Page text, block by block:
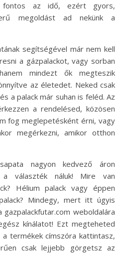
fontos az idő, ezért gyors,
megoldást ad nekünk a
segítségével már nem kell
a gázpalackot, vagy sorban
mindezt ők megteszik
az életedet. Neked csak
a palack már suhan is feléd. Az
a rendelésed, közösen
fog meglepetésként érni, vagy
megérkezni, amikor otthon
nagyon kedvező áron
választék náluk! Mire van
Hélium palack vagy éppen
Mindegy, mert itt úgyis
weboldalára
kínálatot! Ezt megteheted
termékek címszóra kattintasz,
csak lejjebb görgetsz az